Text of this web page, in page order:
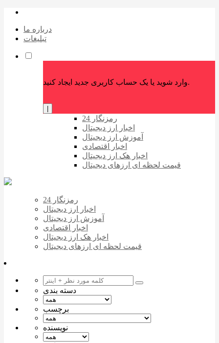
درباره ما
تبلیغات
وارد شوید یا یک حساب کاربری جدید ایجاد کنید.
رمزنگار 24
اخبار ارز دیجیتال
آموزش ارز دیجیتال
اخبار اقتصادی
اخبار هک ارز دیجیتال
قیمت لحظه ای ارزهای دیجیتال
رمزنگار 24
اخبار ارز دیجیتال
آموزش ارز دیجیتال
اخبار اقتصادی
اخبار هک ارز دیجیتال
قیمت لحظه ای ارزهای دیجیتال
دسته بندی
برچسب
نویسنده